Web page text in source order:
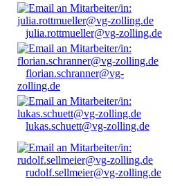
julia.rottmueller@vg-zolling.de
florian.schranner@vg-
zolling.de
lukas.schuett@vg-zolling.de
rudolf.sellmeier@vg-zolling.de